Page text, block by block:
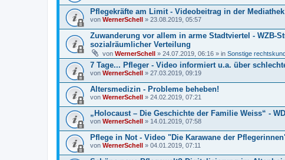
Pflegekräfte am Limit - Videobeitrag in der Mediathek
von WernerSchell » 23.08.2019, 05:57
Zuwanderung vor allem in arme Stadtviertel - WZB-
sozialräumlicher Verteilung
von WernerSchell » 24.07.2019, 06:16 » in Sonstige
7 Tage... Pfleger - Video informiert u.a. über
von WernerSchell » 27.03.2019, 09:19
Altersmedizin - Probleme beheben!
von WernerSchell » 24.02.2019, 07:21
„Holocaust – Die Geschichte der Familie Weiss“ -
von WernerSchell » 14.01.2019, 07:58
Pflege in Not - Video "Die Karawane der
von WernerSchell » 04.01.2019, 07:11